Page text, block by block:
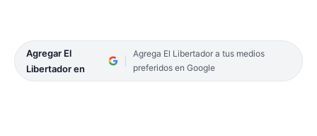
Agregar El
Libertador en
Agrega El Libertador a tus medios
preferidos en Google